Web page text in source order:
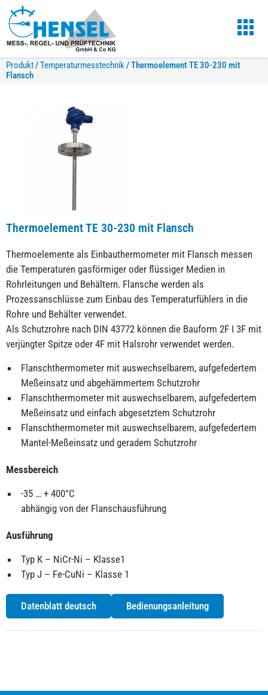
Produkt/Temperaturmesstechnik/Thermoelement TE 30-230 mit
Flansch
Thermoelement TE 30-230 mit Flansch
Thermoelemente als Einbauthermometer mit Flansch messen
die Temperaturen gasförmiger oder flüssiger Medien in
Rohrleitungen und Behältern. Flansche werden als
Prozessanschlüsse zum Einbau des Temperaturfühlers in die
Rohre und Behälter verwendet.
Als Schutzrohre nach DIN 43772 können die Bauform 2F I 3F mit
verjüngter Spitze oder 4F mit Halsrohr verwendet werden.
Flanschthermometer mit auswechselbarem, aufgefedertem
Meßeinsatz und abgehämmertem Schutzrohr
Flanschthermometer mit auswechselbarem, aufgefedertem
Meßeinsatz und einfach abgesetztem Schutzrohr
Flanschthermometer mit auswechselbarem, aufgefedertem
Mantel-Meßeinsatz und geradem Schutzrohr
Messbereich
-35 … + 400°C
abhängig von der Flanschausführung
Ausführung
Typ K – NiCr-Ni – Klasse1
Typ J – Fe-CuNi – Klasse 1
Datenblatt deutsch Bedienungsanleitung